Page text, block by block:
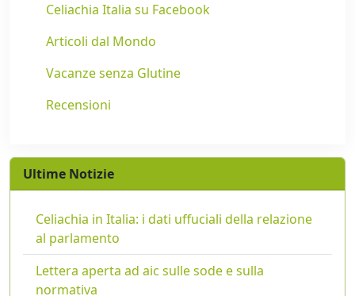
Celiachia Italia su Facebook
Articoli dal Mondo
Vacanze senza Glutine
Recensioni
Ultime Notizie
Celiachia in Italia: i dati uffuciali della relazione
al parlamento
Lettera aperta ad aic sulle sode e sulla
normativa